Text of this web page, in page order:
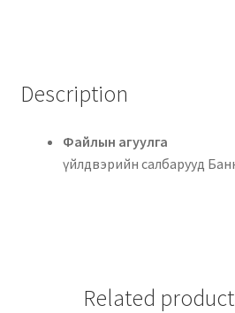
Description
үйлдвэрийн салбарууд
Related